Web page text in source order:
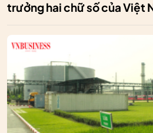
trưởng hai chữ số của Việt